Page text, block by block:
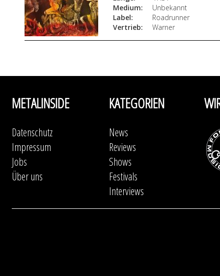
Medium:
Unbekannt
Label:
Roadrunner
Vertrieb:
Warner
METALINSIDE
Datenschutz
Impressum
Jobs
Über uns
KATEGORIEN
News
Reviews
Shows
Festivals
Interviews